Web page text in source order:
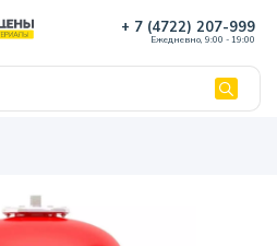
+ 7 (4722) 207-999
Ежедневно, 9:00 - 19:00